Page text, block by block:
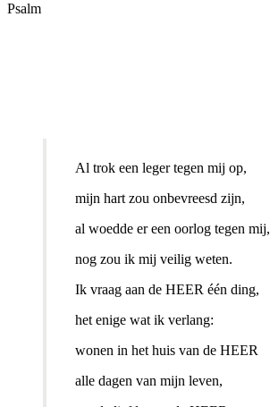
Psalm
Al trok een leger tegen mij op,
mijn hart zou onbevreesd zijn,
al woedde er een oorlog tegen mij,
nog zou ik mij veilig weten.
Ik vraag aan de HEER één ding,
het enige wat ik verlang:
wonen in het huis van de HEER
alle dagen van mijn leven,